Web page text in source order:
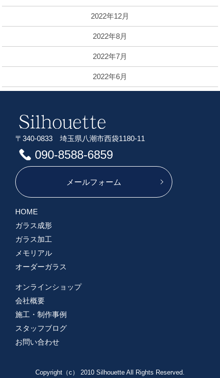
2022年12月
2022年8月
2022年7月
2022年6月
〒340-0833 埼玉県八潮市西袋1180-11
090-8588-6859
メールフォーム
HOME
ガラス成形
ガラス加工
メモリアル
オーダーガラス
オンラインショップ
会社概要
施工・制作事例
スタッフブログ
お問い合わせ
Copyright（c） 2010 Silhouette All Rights Reserved.